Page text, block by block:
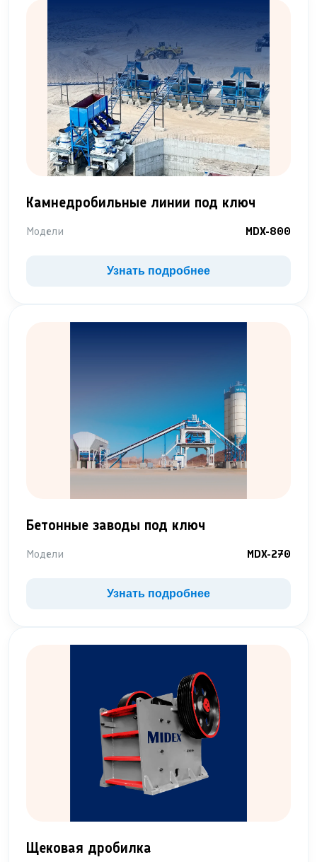
Камнедробильные линии под ключ
Модели MDX-800
Узнать подробнее
Бетонные заводы под ключ
Модели MDX-270
Узнать подробнее
Щековая дробилка